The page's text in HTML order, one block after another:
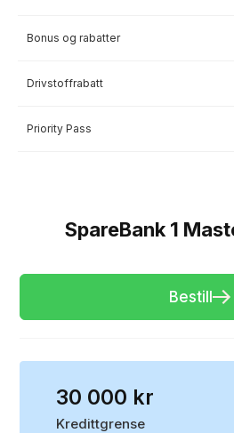
Bonus og rabatter
Drivstoffrabatt
Priority Pass
SpareBank 1
Bestill
30 000 kr
Kredittgrense